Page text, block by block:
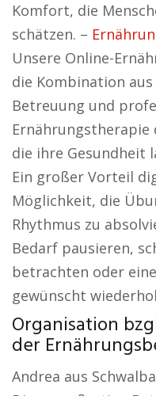
Komfort, die
schätzen. –
Unsere Online-
die Kombination
Betreuung und
die ihre Gesundheit
Ein großer Vorteil
Möglichkeit, die
Rhythmus zu
Bedarf pausieren,
betrachten oder
gewünscht
Organisation
der
Andrea aus